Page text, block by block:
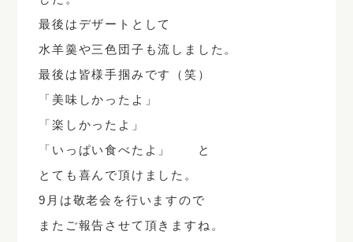
最後はデザートとして
水羊羹や三色団子も流しました。
最後は皆様手掴みです（笑）
「美味しかったよ」
「楽しかったよ」
「いっぱい食べたよ」 と
とても喜んで頂けました。
9月は敬老会を行いますので
またご報告させて頂きますね。